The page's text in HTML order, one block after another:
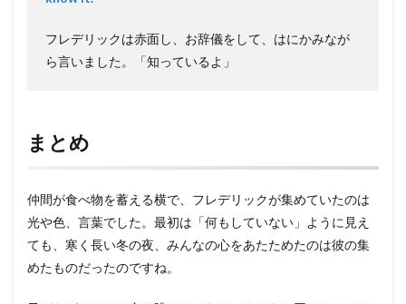
フレデリックは赤面し、お辞儀をして、はにかみなが
ら言いました。「知っているよ」
まとめ
仲間が食べ物を蓄える横で、フレデリックが集めていたのは
光や色、言葉でした。最初は「何もしていない」ように見え
ても、寒く長い冬の夜、みんなの心をあたためたのは彼の集
めたものだったのですね。